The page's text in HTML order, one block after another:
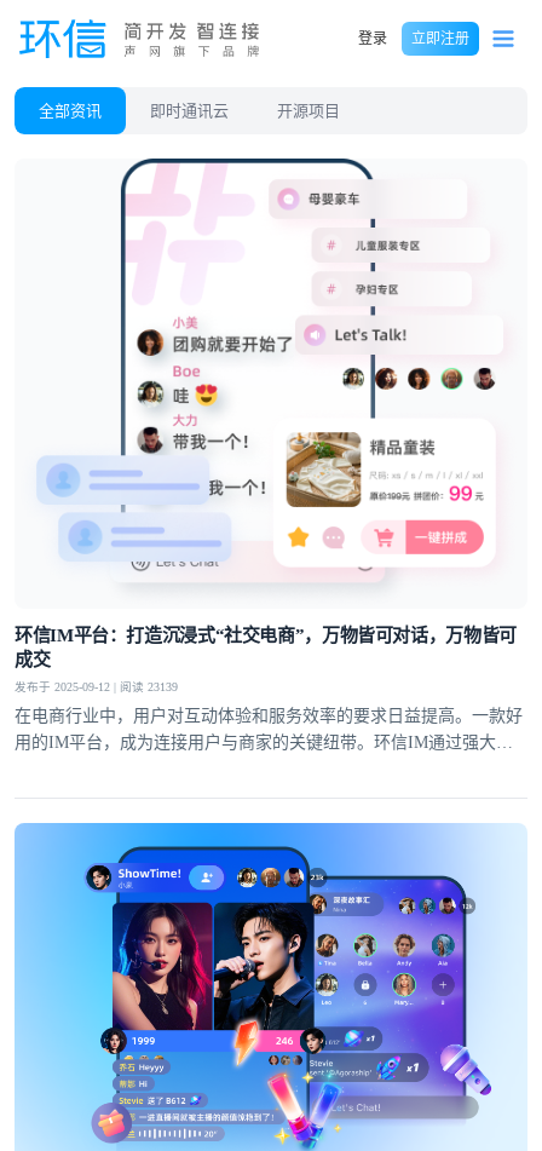
登录 立即注册
全部资讯 即时通讯云 开源项目
环信IM平台：打造沉浸式“社交电商”，万物皆可对话，万物皆可
成交
发布于 2025-09-12 | 阅读 23139
在电商行业中，用户对互动体验和服务效率的要求日益提高。一款好
用的IM平台，成为连接用户与商家的关键纽带。环信IM通过强大的
服、直播带货、私域运营等多个领域展现出显著优势，为电商行业的
发展注入了新的动力